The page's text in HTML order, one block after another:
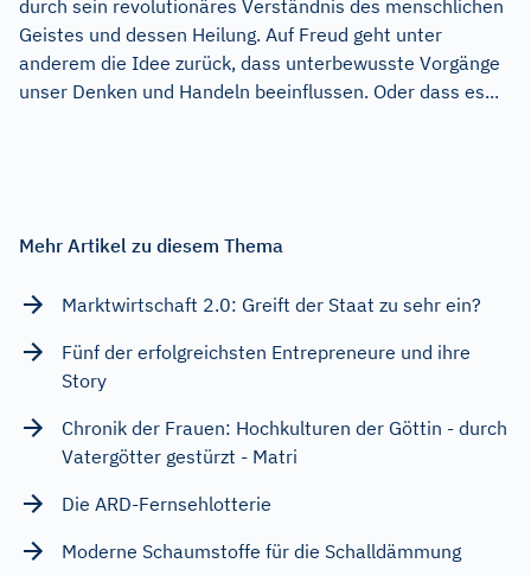
durch sein revolutionäres Verständnis des menschlichen
Geistes und dessen Heilung. Auf Freud geht unter
anderem die Idee zurück, dass unterbewusste Vorgänge
unser Denken und Handeln beeinflussen. Oder dass es...
Mehr Artikel zu diesem Thema
Marktwirtschaft 2.0: Greift der Staat zu sehr ein?
Fünf der erfolgreichsten Entrepreneure und ihre
Story
Chronik der Frauen: Hochkulturen der Göttin - durch
Vatergötter gestürzt - Matri
Die ARD-Fernsehlotterie
Moderne Schaumstoffe für die Schalldämmung